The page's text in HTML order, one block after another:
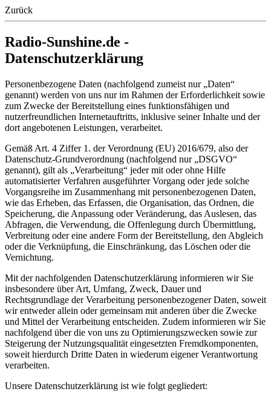
Zurück
Radio-Sunshine.de -
Datenschutzerklärung
Personenbezogene Daten (nachfolgend zumeist nur „Daten“
genannt) werden von uns nur im Rahmen der Erforderlichkeit sowie
zum Zwecke der Bereitstellung eines funktionsfähigen und
nutzerfreundlichen Internetauftritts, inklusive seiner Inhalte und der
dort angebotenen Leistungen, verarbeitet.
Gemäß Art. 4 Ziffer 1. der Verordnung (EU) 2016/679, also der
Datenschutz-Grundverordnung (nachfolgend nur „DSGVO“
genannt), gilt als „Verarbeitung“ jeder mit oder ohne Hilfe
automatisierter Verfahren ausgeführter Vorgang oder jede solche
Vorgangsreihe im Zusammenhang mit personenbezogenen Daten,
wie das Erheben, das Erfassen, die Organisation, das Ordnen, die
Speicherung, die Anpassung oder Veränderung, das Auslesen, das
Abfragen, die Verwendung, die Offenlegung durch Übermittlung,
Verbreitung oder eine andere Form der Bereitstellung, den Abgleich
oder die Verknüpfung, die Einschränkung, das Löschen oder die
Vernichtung.
Mit der nachfolgenden Datenschutzerklärung informieren wir Sie
insbesondere über Art, Umfang, Zweck, Dauer und
Rechtsgrundlage der Verarbeitung personenbezogener Daten, soweit
wir entweder allein oder gemeinsam mit anderen über die Zwecke
und Mittel der Verarbeitung entscheiden. Zudem informieren wir Sie
nachfolgend über die von uns zu Optimierungszwecken sowie zur
Steigerung der Nutzungsqualität eingesetzten Fremdkomponenten,
soweit hierdurch Dritte Daten in wiederum eigener Verantwortung
verarbeiten.
Unsere Datenschutzerklärung ist wie folgt gegliedert: